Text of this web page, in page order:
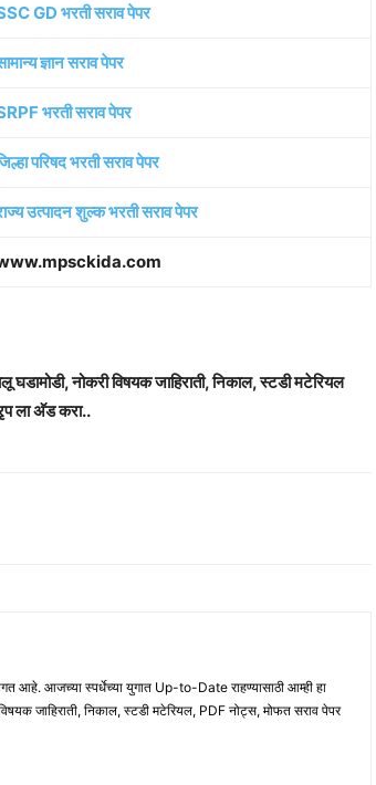
GD भरती सराव पेपर
ज्ञान सराव पेपर
भरती सराव पेपर
परिषद भरती सराव पेपर
उत्पादन शुल्क भरती सराव पेपर
घडामोडी, नोकरी विषयक जाहिराती, निकाल, स्टडी मटेरियल
ला अ‍ॅड करा..
आहे. आजच्या स्पर्धेच्या युगात Up-to-Date राहण्यासाठी आम्ही हा
जाहिराती, निकाल, स्टडी मटेरियल, PDF नोट्स, मोफत सराव पेपर